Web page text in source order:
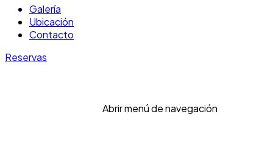
Galería
Ubicación
Contacto
Reservas
Abrir menú de navegación